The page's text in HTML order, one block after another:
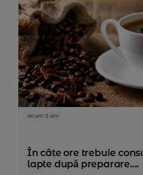
acum 3 ani
În câte ore trebuie
lapte după preparare....